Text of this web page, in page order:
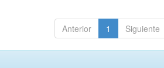
Anterior 1 Siguiente